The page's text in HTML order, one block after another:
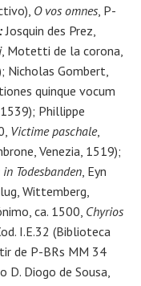
O vos omnes, P-
Josquin des Prez,
, Motetti de la corona,
Nicholas Gombert,
quinque vocum
Phillippe
Victime paschale,
Venezia, 1519);
Todesbanden, Eyn
Wittemberg,
ca. 1500, Chyrios
I.E.32 (Biblioteca
de P-BRs MM 34
D. Diogo de Sousa,